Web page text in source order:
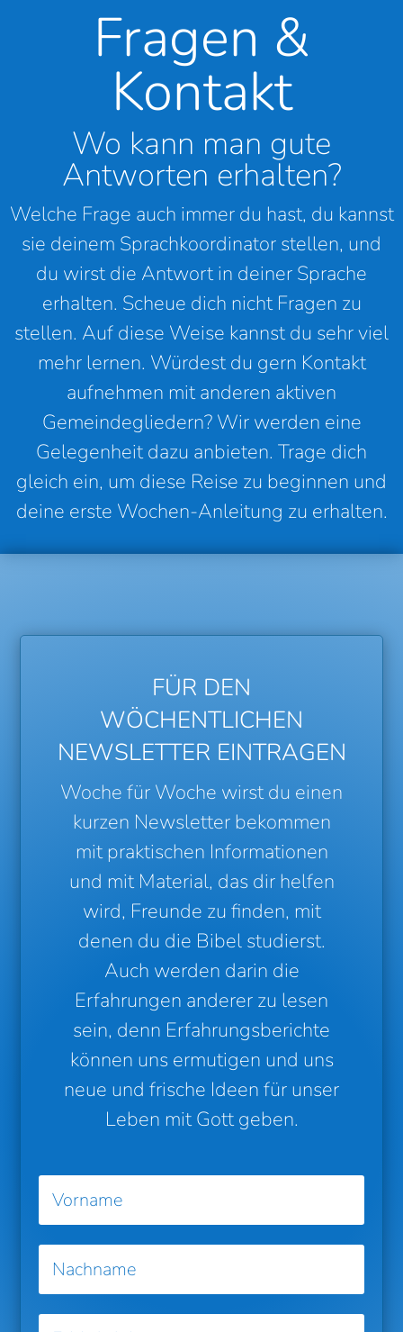
Fragen &
Kontakt
Wo kann man gute
Antworten erhalten?
Welche Frage auch immer du hast, du kannst
sie deinem Sprachkoordinator stellen, und
du wirst die Antwort in deiner Sprache
erhalten. Scheue dich nicht Fragen zu
stellen. Auf diese Weise kannst du sehr viel
mehr lernen. Würdest du gern Kontakt
aufnehmen mit anderen aktiven
Gemeindegliedern? Wir werden eine
Gelegenheit dazu anbieten. Trage dich
gleich ein, um diese Reise zu beginnen und
deine erste Wochen-Anleitung zu erhalten.
FÜR DEN
WÖCHENTLICHEN
NEWSLETTER EINTRAGEN
Woche für Woche wirst du einen
kurzen Newsletter bekommen
mit praktischen Informationen
und mit Material, das dir helfen
wird, Freunde zu finden, mit
denen du die Bibel studierst.
Auch werden darin die
Erfahrungen anderer zu lesen
sein, denn Erfahrungsberichte
können uns ermutigen und uns
neue und frische Ideen für unser
Leben mit Gott geben.